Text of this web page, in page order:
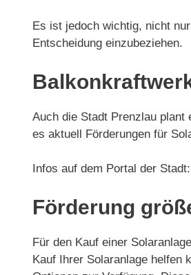
Es ist jedoch wichtig, nicht
Entscheidung einzubeziehen.
Auch die Stadt Prenzlau plant
es aktuell Förderungen für
Infos auf dem Portal der Stadt:
Förderung
Für den Kauf einer
Kauf Ihrer Solaranlage helfen